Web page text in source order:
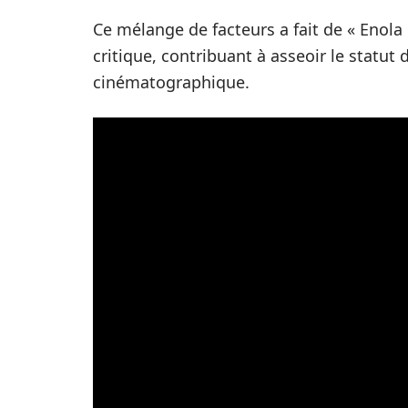
Ce mélange de facteurs a fait de «
critique, contribuant à asseoir le statut
cinématographique.